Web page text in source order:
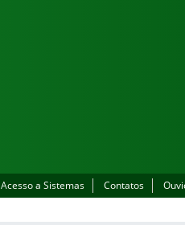
Acesso a Sistemas Contatos